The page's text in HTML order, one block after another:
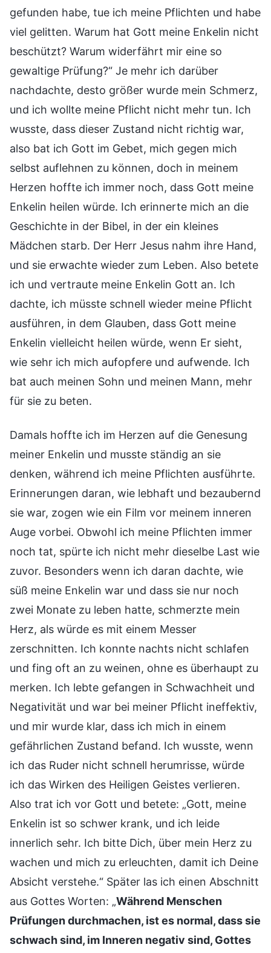
gefunden habe, tue ich meine Pflichten und habe
viel gelitten. Warum hat Gott meine Enkelin nicht
beschützt? Warum widerfährt mir eine so
gewaltige Prüfung?“ Je mehr ich darüber
nachdachte, desto größer wurde mein Schmerz,
und ich wollte meine Pflicht nicht mehr tun. Ich
wusste, dass dieser Zustand nicht richtig war,
also bat ich Gott im Gebet, mich gegen mich
selbst auflehnen zu können, doch in meinem
Herzen hoffte ich immer noch, dass Gott meine
Enkelin heilen würde. Ich erinnerte mich an die
Geschichte in der Bibel, in der ein kleines
Mädchen starb. Der Herr Jesus nahm ihre Hand,
und sie erwachte wieder zum Leben. Also betete
ich und vertraute meine Enkelin Gott an. Ich
dachte, ich müsste schnell wieder meine Pflicht
ausführen, in dem Glauben, dass Gott meine
Enkelin vielleicht heilen würde, wenn Er sieht,
wie sehr ich mich aufopfere und aufwende. Ich
bat auch meinen Sohn und meinen Mann, mehr
für sie zu beten.
Damals hoffte ich im Herzen auf die Genesung
meiner Enkelin und musste ständig an sie
denken, während ich meine Pflichten ausführte.
Erinnerungen daran, wie lebhaft und bezaubernd
sie war, zogen wie ein Film vor meinem inneren
Auge vorbei. Obwohl ich meine Pflichten immer
noch tat, spürte ich nicht mehr dieselbe Last wie
zuvor. Besonders wenn ich daran dachte, wie
süß meine Enkelin war und dass sie nur noch
zwei Monate zu leben hatte, schmerzte mein
Herz, als würde es mit einem Messer
zerschnitten. Ich konnte nachts nicht schlafen
und fing oft an zu weinen, ohne es überhaupt zu
merken. Ich lebte gefangen in Schwachheit und
Negativität und war bei meiner Pflicht ineffektiv,
und mir wurde klar, dass ich mich in einem
gefährlichen Zustand befand. Ich wusste, wenn
ich das Ruder nicht schnell herumrisse, würde
ich das Wirken des Heiligen Geistes verlieren.
Also trat ich vor Gott und betete: „Gott, meine
Enkelin ist so schwer krank, und ich leide
innerlich sehr. Ich bitte Dich, über mein Herz zu
wachen und mich zu erleuchten, damit ich Deine
Absicht verstehe.“ Später las ich einen Abschnitt
aus Gottes Worten: „Während Menschen
Prüfungen durchmachen, ist es normal, dass sie
schwach sind, im Inneren negativ sind, Gottes